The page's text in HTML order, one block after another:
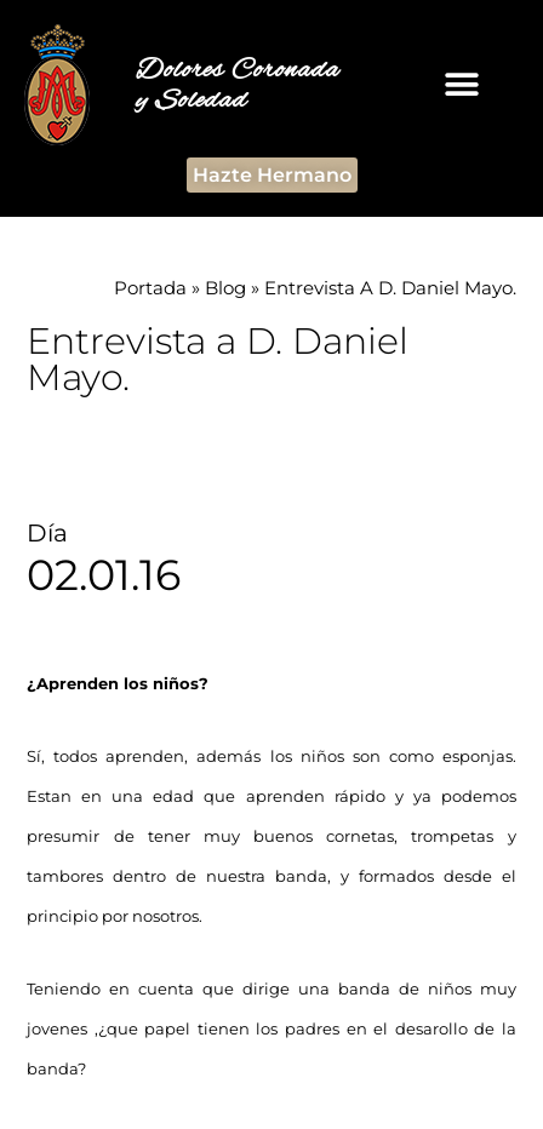
Dolores Coronada
y Soledad
Hazte Hermano
Portada » Blog » Entrevista A D. Daniel Mayo.
Entrevista a D. Daniel
Mayo.
Día
02.01.16
¿Aprenden los niños?
Sí, todos aprenden, además los niños son como esponjas.
Estan en una edad que aprenden rápido y ya podemos
presumir de tener muy buenos cornetas, trompetas y
tambores dentro de nuestra banda, y formados desde el
principio por nosotros.
Teniendo en cuenta que dirige una banda de niños muy
jovenes ,¿que papel tienen los padres en el desarollo de la
banda?